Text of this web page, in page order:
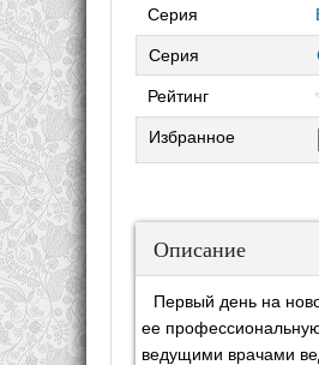
Серия
Серия
Рейтинг
Избранное
Описание
Первый день на
ее
ведущими врачами